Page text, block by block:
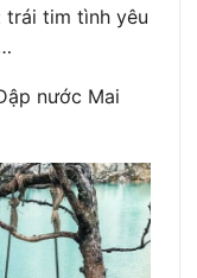
trái tim tình yêu
nước Mai